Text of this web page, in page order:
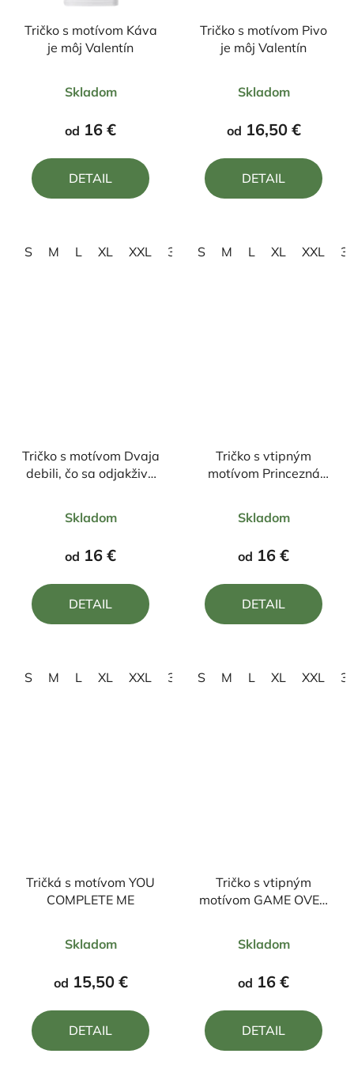
Tričko s motívom Káva
je môj Valentín
hodnotenie
produktu
4,0
z
Skladom
od 16 €
DETAIL
S M L XL XXL 3XL
Tričko s motívom Pivo
je môj Valentín
hodnotenie
produktu
je
5,0
z
Skladom
od 16,50 €
DETAIL
S M L XL XXL
Tričko s motívom Dvaja
debili, čo sa odjakživa
hodnotenie
produktu
z
Skladom
od 16 €
DETAIL
S M L XL XXL 3XL
Tričko s vtipným
motívom Princezná
hodnotenie
produktu
z
Skladom
od 16 €
DETAIL
S M L XL XXL
Tričká s motívom YOU
COMPLETE ME
hodnotenie
produktu
je
5,0
z
Skladom
od 15,50 €
DETAIL
Tričko s vtipným
motívom GAME OVER
hodnotenie
produktu
5,0
z
Skladom
od 16 €
DETAIL